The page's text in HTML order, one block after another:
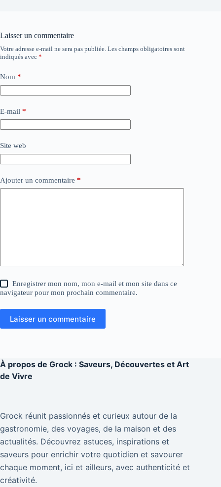
Laisser un commentaire
Votre adresse e-mail ne sera pas publiée. Les champs obligatoires sont
indiqués avec *
Nom *
E-mail *
Site web
Ajouter un commentaire *
Enregistrer mon nom, mon e-mail et mon site dans ce
navigateur pour mon prochain commentaire.
Laisser un commentaire
À propos de Grock : Saveurs, Découvertes et Art
de Vivre
Grock réunit passionnés et curieux autour de la
gastronomie, des voyages, de la maison et des
actualités. Découvrez astuces, inspirations et
saveurs pour enrichir votre quotidien et savourer
chaque moment, ici et ailleurs, avec authenticité et
créativité.